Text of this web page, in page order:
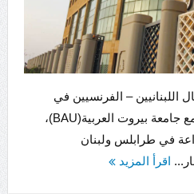
اللبنانيين – الفرنسيين في
فرنسا (HALFA)، وبالشراكة مع جامعة بيروت العربية(BAU)،
في طرابلس ولبنان
اقرأ المزيد